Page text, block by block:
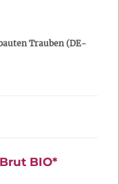
Trauben (DE-
BIO*